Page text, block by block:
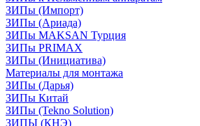
ЗИПы (Импорт)
ЗИПы (Ариада)
ЗИПы MAKSAN Турция
ЗИПы PRIMAX
ЗИПы (Инициатива)
Материалы для монтажа
ЗИПы (Дарья)
ЗИПы Китай
ЗИПы (Tekno Solution)
ЗИПЫ (КНЭ)